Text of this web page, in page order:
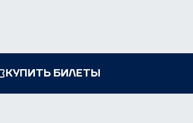
КУПИТЬ БИЛЕТЫ